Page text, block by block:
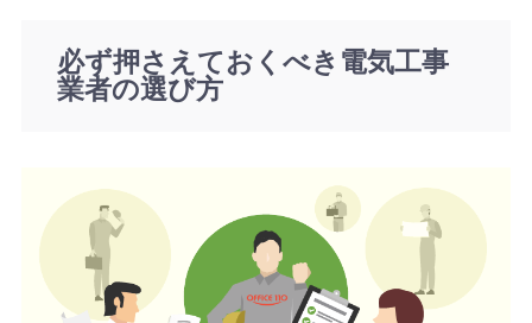
必ず押さえておくべき電気工事
業者の選び方